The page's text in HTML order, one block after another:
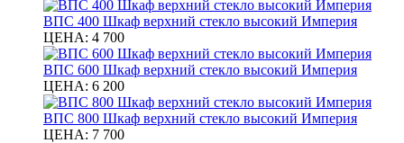
ВПС 400 Шкаф верхний стекло высокий Империя
ЦЕНА: 4 700
ВПС 600 Шкаф верхний стекло высокий Империя
ЦЕНА: 6 200
ВПС 800 Шкаф верхний стекло высокий Империя
ЦЕНА: 7 700